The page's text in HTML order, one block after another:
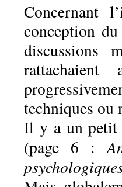
Concernant
conception
discussions
techniques ou
Il y a un petit
(page 6 :